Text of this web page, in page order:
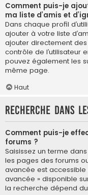
Comment puis-je
ma liste d’amis et
Dans chaque profil
ajouter à votre liste
ajouter directement
contrôle de l’utilisateur
pouvez également les
même page.
Haut
Recherche dans
Comment puis-je
forums ?
Saisissez un terme
les pages des forums
avancée est accessible
avancée » disponible
la recherche dépend du